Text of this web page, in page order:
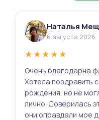
Наталья
6 августа 2026
★★★★★
Очень благодарна
Хотела поздравить
рождения, но не
лично. Доверилась
они оправдали мое